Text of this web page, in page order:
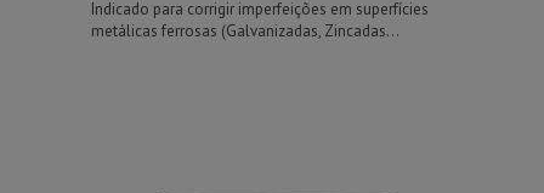
Indicado para corrigir imperfeições em superfícies
metálicas ferrosas (Galvanizadas, Zincadas...